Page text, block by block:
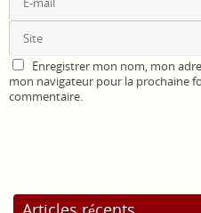
Enregistrer mon nom, mon
mon navigateur pour la prochaine
commentaire.